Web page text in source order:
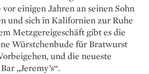
einigen Jahren an seinen Sohn
und sich in Kalifornien zur Ruhe
Metzgereigeschäft gibt es die
Würstchenbude für Bratwurst
und die neueste
„Jeremy’s“.